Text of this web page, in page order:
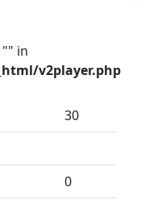
in
v2player.php
30
0